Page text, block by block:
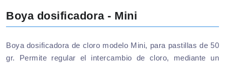
Boya dosificadora - Mini
Boya dosificadora de cloro modelo Mini, para pastillas de 50
gr. Permite regular el intercambio de cloro, mediante un